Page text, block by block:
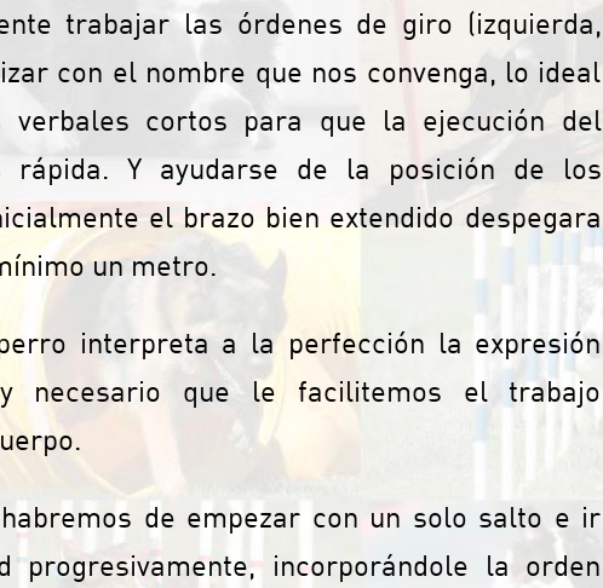
trabajar las órdenes de giro (izquierda,
con el nombre que nos convenga, lo ideal
verbales cortos para que la ejecución del
rápida. Y ayudarse de la posición de los
el brazo bien extendido despegara
un metro.
interpreta a la perfección la expresión
necesario que le facilitemos el trabajo
de empezar con un solo salto e ir
progresivamente, incorporándole la orden